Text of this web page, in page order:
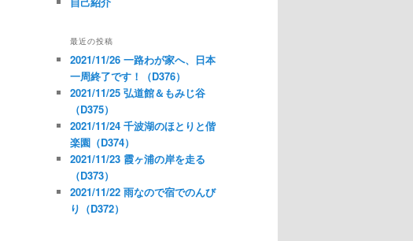
最近の投稿
2021/11/26 一路わが家へ、日本
一周終了です！（D376）
2021/11/25 弘道館＆もみじ谷
（D375）
2021/11/24 千波湖のほとりと偕
楽園（D374）
2021/11/23 霞ヶ浦の岸を走る
（D373）
2021/11/22 雨なので宿でのんび
り（D372）